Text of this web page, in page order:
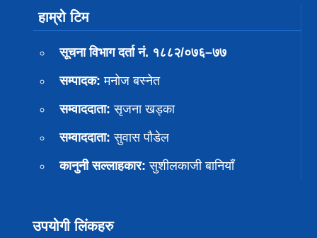
हाम्रो टिम
सूचना विभाग दर्ता नं. १८८२/०७६–७७
सम्पादक: मनोज बस्नेत
सम्वाददाता: सृजना खड्का
सम्वाददाता: सुवास पाैडेल
कानुनी सल्लाहकार: सुशीलकाजी बानियाँ
उपयोगी लिंकहरु